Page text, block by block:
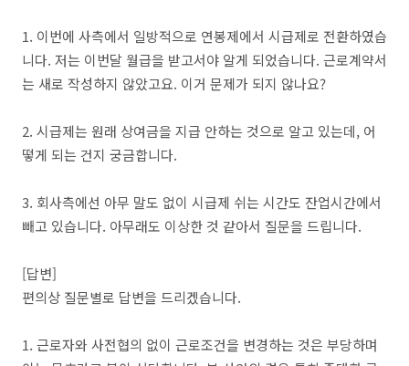
1. 이번에 사측에서 일방적으로 연봉제에서 시급제로 전환하였습
니다. 저는 이번달 월급을 받고서야 알게 되었습니다. 근로계약서
는 새로 작성하지 않았고요. 이거 문제가 되지 않나요?
2. 시급제는 원래 상여금을 지급 안하는 것으로 알고 있는데, 어
떻게 되는 건지 궁금합니다.
3. 회사측에선 아무 말도 없이 시급제 쉬는 시간도 잔업시간에서
빼고 있습니다. 아무래도 이상한 것 같아서 질문을 드립니다.
[답변]
편의상 질문별로 답변을 드리겠습니다.
1. 근로자와 사전협의 없이 근로조건을 변경하는 것은 부당하며